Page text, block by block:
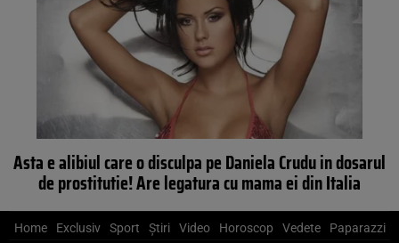
Asta e alibiul care o disculpa pe Daniela Crudu in dosarul
de prostitutie! Are legatura cu mama ei din Italia
Home Exclusiv Sport Știri Video Horoscop Vedete Paparazzi